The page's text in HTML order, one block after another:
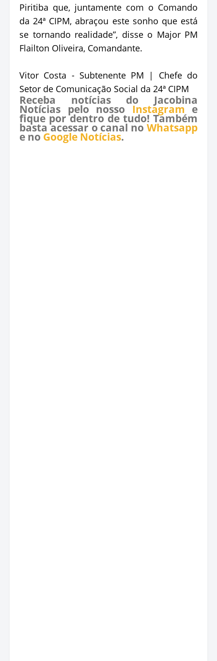
Piritiba que, juntamente com o Comando
da 24ª CIPM, abraçou este sonho que está
se tornando realidade”, disse o Major PM
Flailton Oliveira, Comandante.
Vitor Costa - Subtenente PM | Chefe do
Setor de Comunicação Social da 24ª CIPM
Receba notícias do Jacobina
Notícias pelo nosso Instagram e
fique por dentro de tudo! Também
basta acessar o canal no Whatsapp
e no Google Notícias.